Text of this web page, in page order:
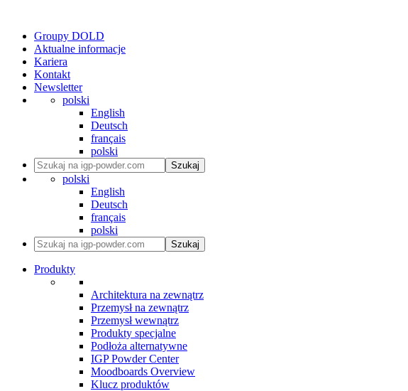
Groupy DOLD
Aktualne informacje
Kariera
Kontakt
Newsletter
polski
English
Deutsch
français
polski
Szukaj
polski
English
Deutsch
français
polski
Szukaj
Produkty
Architektura na zewnątrz
Przemysł na zewnątrz
Przemysł wewnątrz
Produkty specjalne
Podłoża alternatywne
IGP Powder Center
Moodboards Overview
Klucz produktów